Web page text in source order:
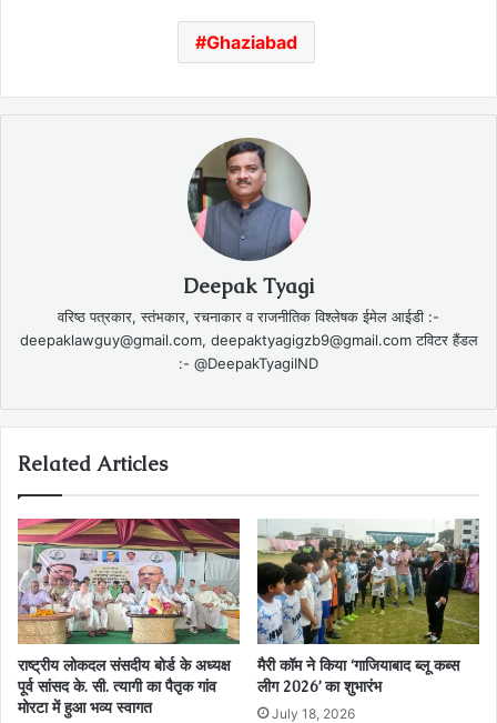
Ghaziabad
Deepak Tyagi
वरिष्ठ पत्रकार, स्तंभकार, रचनाकार व राजनीतिक विश्लेषक ईमेल आईडी :-
deepaklawguy@gmail.com, deepaktyagigzb9@gmail.com टविटर हैंडल
:- @DeepakTyagiIND
Related Articles
राष्ट्रीय लोकदल संसदीय बोर्ड के अध्यक्ष
पूर्व सांसद के. सी. त्यागी का पैतृक गांव
मोरटा में हुआ भव्य स्वागत
मैरी कॉम ने किया ‘गाजियाबाद ब्लू कब्स
लीग 2026’ का शुभारंभ
July 18, 2026